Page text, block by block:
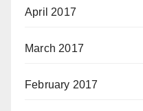
April 2017
March 2017
February 2017